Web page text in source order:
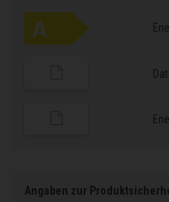
Angaben zur